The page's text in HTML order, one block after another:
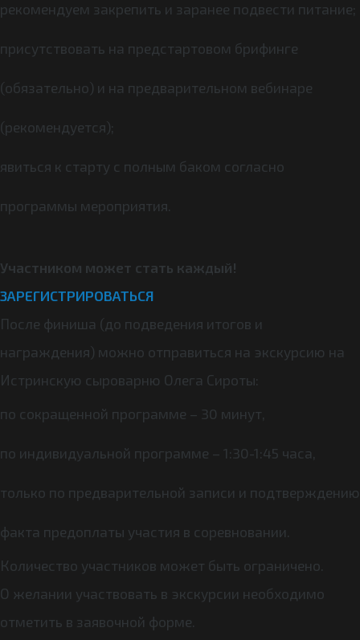
рекомендуем закрепить и заранее подвести питание;
присутствовать на предстартовом брифинге
(обязательно) и на предварительном вебинаре
(рекомендуется);
явиться к старту с полным баком согласно
программы мероприятия.
Участником может стать каждый!
ЗАРЕГИСТРИРОВАТЬСЯ
После финиша (до подведения итогов и
награждения) можно отправиться на экскурсию на
Истринскую сыроварню Олега Сироты:
по сокращенной программе – 30 минут,
по индивидуальной программе – 1:30-1:45 часа,
только по предварительной записи и подтверждению
факта предоплаты участия в соревновании.
Количество участников может быть ограничено.
О желании участвовать в экскурсии необходимо
отметить в заявочной форме.